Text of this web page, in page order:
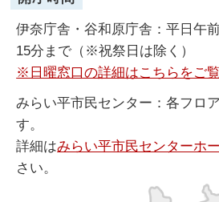
伊奈庁舎・谷和原庁舎：平日午
15分まで（※祝祭日は除く）
※日曜窓口の詳細はこちらをご覧
みらい平市民センター：各フロ
す。
詳細はみらい平市民センターホ
さい。